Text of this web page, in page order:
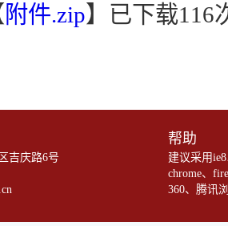
附件.zip】 已下载116
吉庆路6号
帮助
建议采用
chrome、
360、腾讯